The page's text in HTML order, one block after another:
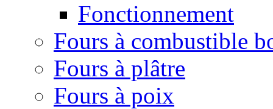
Fonctionnement
Fours à combustible
Fours à plâtre
Fours à poix